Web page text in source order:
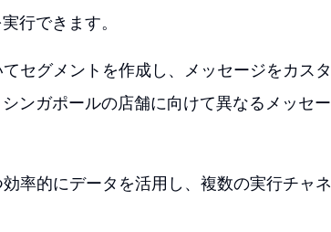
行できます。
セグメントを作成し、メッセージをカスタ
ンガポールの店舗に向けて異なるメッセー
率的にデータを活用し、複数の実行チャネ